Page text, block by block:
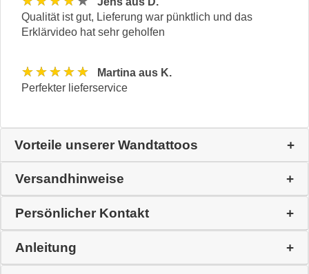
Qualität ist gut, Lieferung war pünktlich und das
Erklärvideo hat sehr geholfen
★★★★★
Martina aus K.
Perfekter lieferservice
Vorteile unserer Wandtattoos
Versandhinweise
Persönlicher Kontakt
Anleitung